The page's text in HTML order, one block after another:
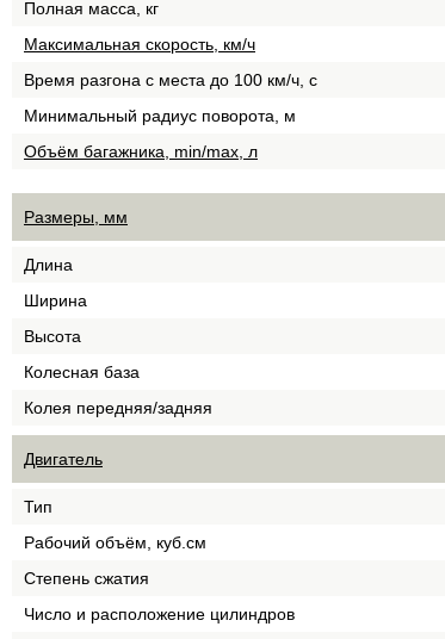
Полная масса, кг
Максимальная скорость, км/ч
Время разгона с места до 100 км/ч, с
Минимальный радиус поворота, м
Объём багажника, min/max, л
Размеры, мм
Длина
Ширина
Высота
Колесная база
Колея передняя/задняя
Двигатель
Тип
Рабочий объём, куб.см
Степень сжатия
Число и расположение цилиндров